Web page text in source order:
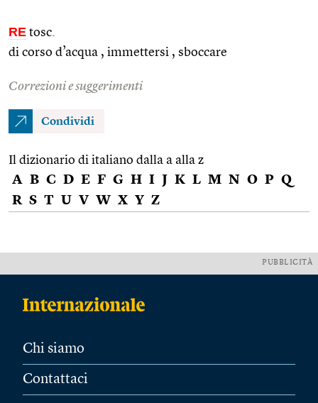
RE tosc.
di corso d’acqua , immettersi , sboccare
Correzioni e suggerimenti
Condividi
Il dizionario di italiano dalla a alla z
A B C D E F G H I J K L M N O P Q
R S T U V W X Y Z
PUBBLICITÀ
Chi siamo
Contattaci